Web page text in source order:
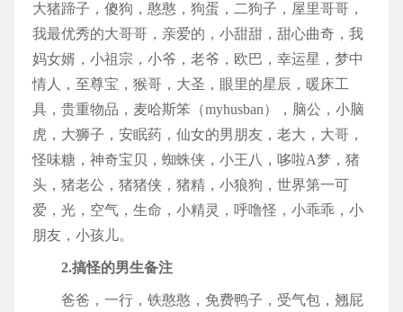
大猪蹄子，傻狗，憨憨，狗蛋，二狗子，屋里哥哥，
我最优秀的大哥哥，亲爱的，小甜甜，甜心曲奇，我
妈女婿，小祖宗，小爷，老爷，欧巴，幸运星，梦中
情人，至尊宝，猴哥，大圣，眼里的星辰，暖床工
具，贵重物品，麦哈斯笨（myhusban），脑公，小脑
虎，大狮子，安眠药，仙女的男朋友，老大，大哥，
怪味糖，神奇宝贝，蜘蛛侠，小王八，哆啦A梦，猪
头，猪老公，猪猪侠，猪精，小狼狗，世界第一可
爱，光，空气，生命，小精灵，呼噜怪，小乖乖，小
朋友，小孩儿。
2.搞怪的男生备注
爸爸，一行，铁憨憨，免费鸭子，受气包，翘屁